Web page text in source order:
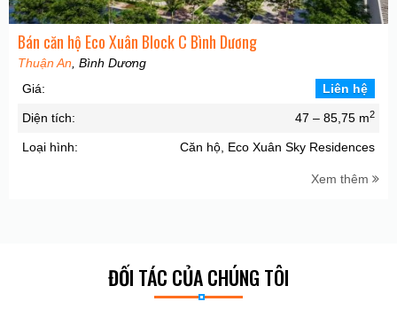
Bán căn hộ Eco Xuân Block C Bình Dương
Thuận An, Bình Dương
Giá:
Liên hệ
Diện tích: 47 – 85,75 m2
Loại hình: Căn hộ, Eco Xuân Sky Residences
Xem thêm
ĐỐI TÁC CỦA CHÚNG TÔI